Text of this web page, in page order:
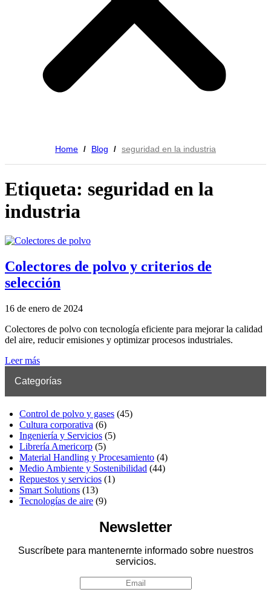
Home / Blog / seguridad en la industria
Etiqueta: seguridad en la
industria
Colectores de polvo y criterios de
selección
16 de enero de 2024
Colectores de polvo con tecnología eficiente para mejorar la calidad
del aire, reducir emisiones y optimizar procesos industriales.
Leer más
Categorías
Control de polvo y gases (45)
Cultura corporativa (6)
Ingeniería y Servicios (5)
Librería Americorp (5)
Material Handling y Procesamiento (4)
Medio Ambiente y Sostenibilidad (44)
Repuestos y servicios (1)
Smart Solutions (13)
Tecnologías de aire (9)
Newsletter
Suscríbete para mantenernte informado sobre nuestros
servicios.